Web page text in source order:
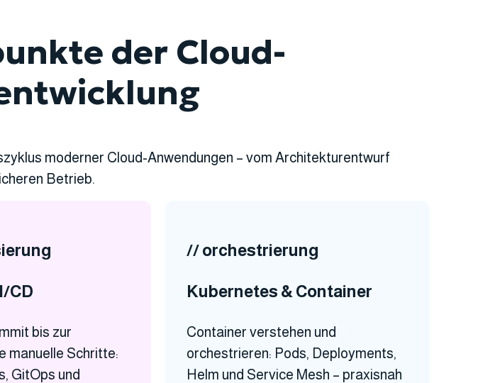
der Cloud-
moderner Cloud-Anwendungen – vom Architekturentwurf
Betrieb.
CD
bis zur
manuelle Schritte:
GitOps und
// orchestrierung
Kubernetes & Container
Container verstehen und
orchestrieren: Pods, Deployments,
Helm und Service Mesh – praxisnah